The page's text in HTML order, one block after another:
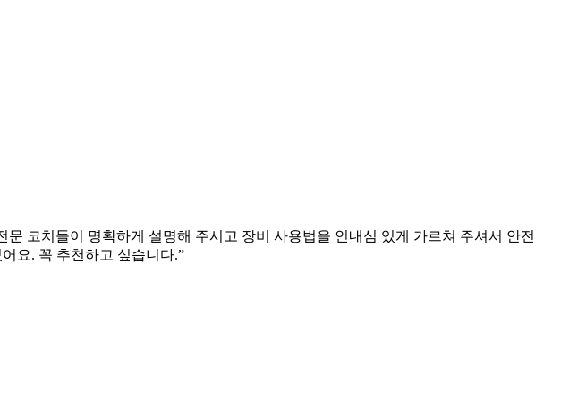
코치들이 명확하게 설명해 주시고 장비 사용법을 인내심 있게 가르쳐 주셔서 안전
요. 꼭 추천하고 싶습니다.”